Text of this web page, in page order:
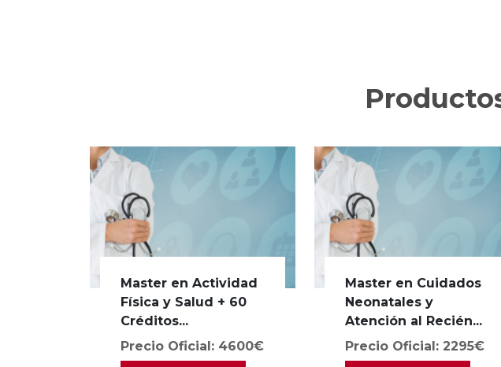
Master en Actividad
Física y Salud + 60
Créditos...
Precio Oficial: 4600€
Master en Cuidados
Neonatales y
Atención al Recién...
Precio Oficial: 2295€